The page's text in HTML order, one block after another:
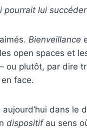
pourrait lui succéder
Bienveillance
open spaces et
ou plutôt, par dire
face.
dans le
dispositifau sens